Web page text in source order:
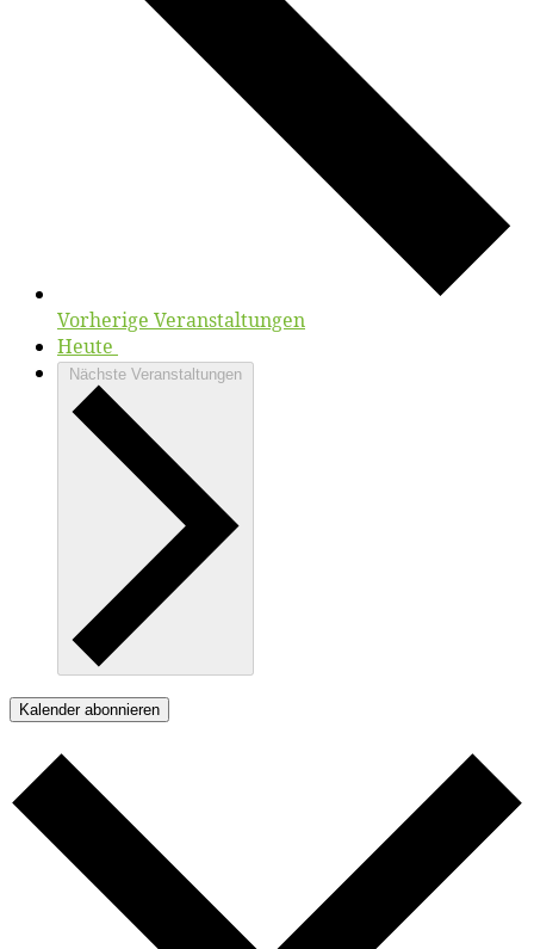
Vor­he­ri­ge Ver­an­stal­tun­gen
Heute
Nächste Veranstaltungen
Kalender abonnieren